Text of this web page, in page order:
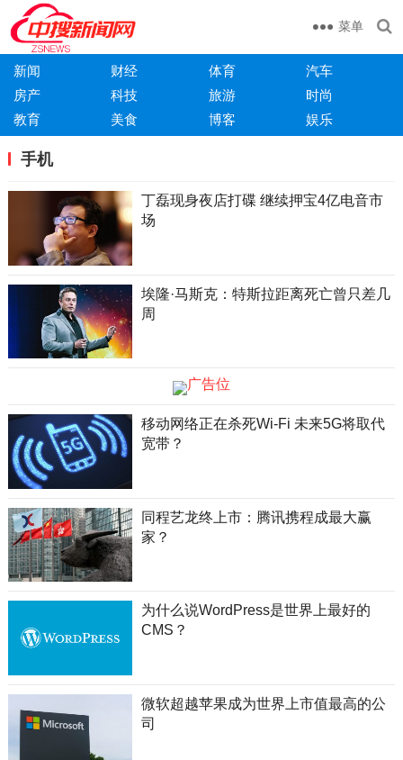
菜单
新闻 财经 体育
汽车
房产
科技 旅游
时尚
教育
美食 博客 娱乐
手机
丁磊现身夜店打碟 继续押宝4亿电音市
场
埃隆·马斯克：特斯拉距离死亡曾只差几
周
移动网络正在杀死Wi-Fi 未来5G将取代
宽带？
同程艺龙终上市：腾讯携程成最大赢
家？
为什么说WordPress是世界上最好的
CMS？
微软超越苹果成为世界上市值最高的公
司